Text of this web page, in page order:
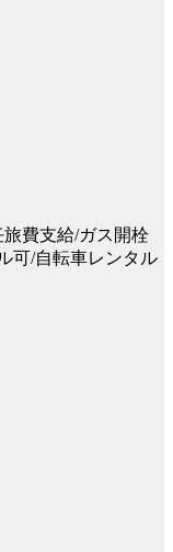
費支給/ガス開栓
可/自転車レンタル